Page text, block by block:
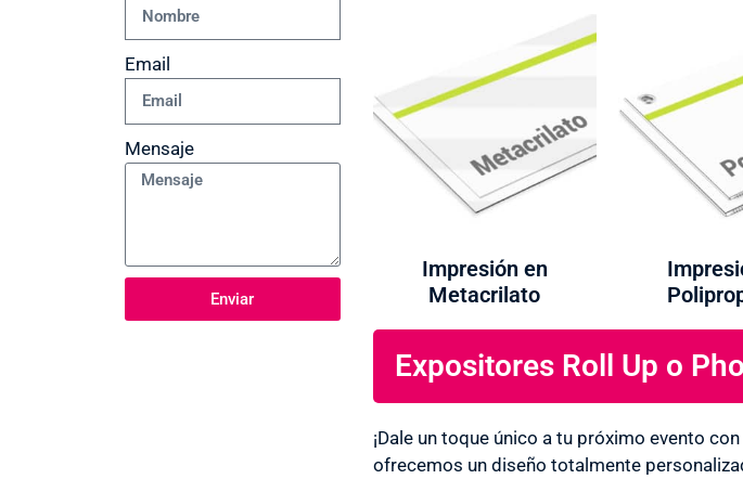
Email
Mensaje
Enviar
Impresión en
Metacrilato
Expositores Roll Up o
¡Dale un toque único a tu próximo evento
ofrecemos un diseño totalmente